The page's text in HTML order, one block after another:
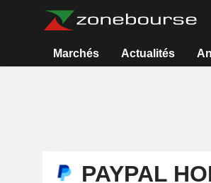
Marchés Actualités
PAYPAL